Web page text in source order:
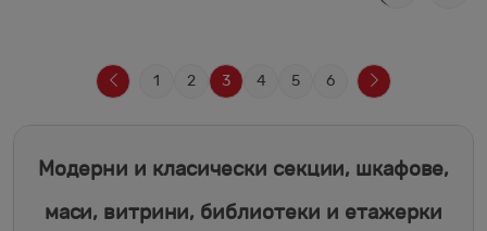
1 2 3 4 5 6
Модерни и класически секции, шкафове,
маси, витрини, библиотеки и етажерки